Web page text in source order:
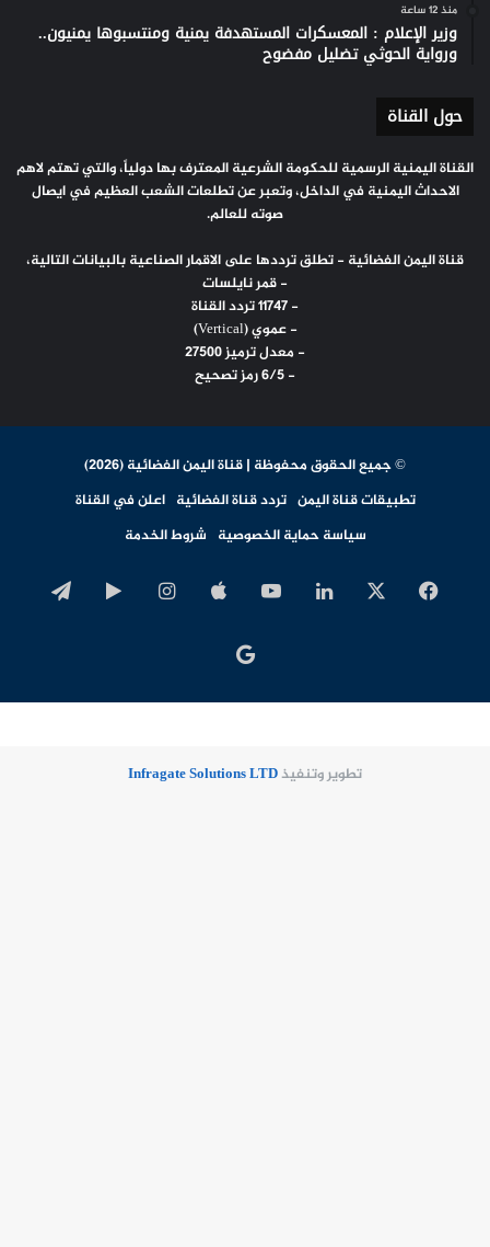
منذ 12 ساعة
وزير الإعلام : المعسكرات المستهدفة يمنية ومنتسبوها يمنيون..
ورواية الحوثي تضليل مفضوح
حول القناة
القناة اليمنية الرسمية للحكومة الشرعية المعترف بها دولياً، والتي تهتم لاهم
الاحداث اليمنية في الداخل، وتعبر عن تطلعات الشعب العظيم في ايصال
صوته للعالم.
قناة اليمن الفضائية - تطلق ترددها على الاقمار الصناعية بالبيانات التالية،
- قمر نايلسات
- 11747 تردد القناة
- عموي (Vertical)
- معدل ترميز 27500
- 6/5 رمز تصحيح
© جميع الحقوق محفوظة | قناة اليمن الفضائية (2026)
تطبيقات قناة اليمن تردد قناة الفضائية اعلن في القناة
سياسة حماية الخصوصية شروط الخدمة
فيسبوك لينكدإن‫YouTube انستقرام‏Google
اخبار
جوجل
تطوير وتنفيذ​Infragate Solutions LTD